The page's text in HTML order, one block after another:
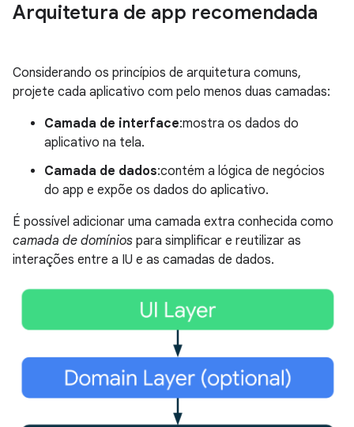
Arquitetura de app recomendada
Considerando os princípios de arquitetura comuns,
projete cada aplicativo com pelo menos duas camadas:
Camada de interface:mostra os dados do
aplicativo na tela.
Camada de dados:contém a lógica de negócios
do app e expõe os dados do aplicativo.
É possível adicionar uma camada extra conhecida como
camada de domínios para simplificar e reutilizar as
interações entre a IU e as camadas de dados.